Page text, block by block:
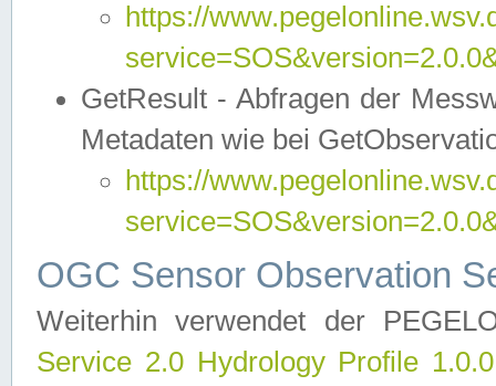
https://
GetResult - Abfragen der
Metadaten wie bei
https://
OGC Sensor Observation
Weiterhin verwendet der
Service 2.0 Hydrology Profile